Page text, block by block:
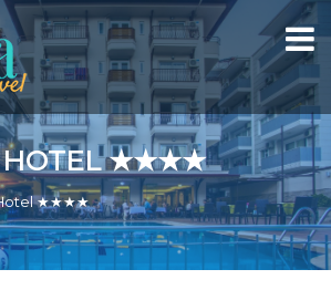
HOTEL ★★★★
★★★★